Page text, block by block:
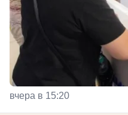
вчера в 15:20